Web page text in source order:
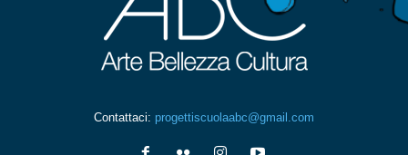
Contattaci: progettiscuolaabc@gmail.com